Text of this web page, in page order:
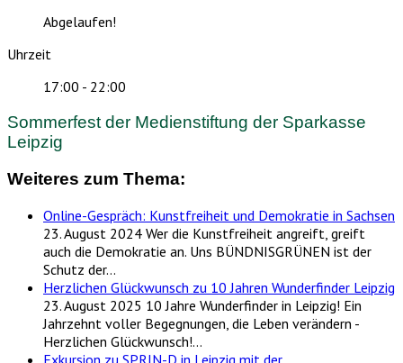
Abgelaufen!
Uhrzeit
17:00 - 22:00
Sommerfest der Medienstiftung der Sparkasse
Leipzig
Weiteres zum Thema:
Online-Gespräch: Kunstfreiheit und Demokratie in Sachsen
23. August 2024 Wer die Kunstfreiheit angreift, greift
auch die Demokratie an. Uns BÜNDNISGRÜNEN ist der
Schutz der…
Herzlichen Glückwunsch zu 10 Jahren Wunderfinder Leipzig
23. August 2025 10 Jahre Wunderfinder in Leipzig! Ein
Jahrzehnt voller Begegnungen, die Leben verändern -
Herzlichen Glückwunsch!…
Exkursion zu SPRIN-D in Leipzig mit der